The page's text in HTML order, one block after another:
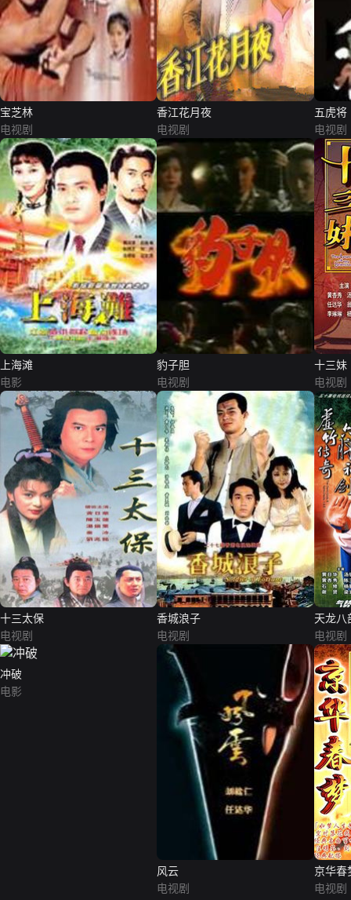
宝芝林
电视剧
香江花月夜
电视剧
五虎将
电视剧
上海滩
电影
豹子胆
电视剧
十三妹
电视剧
十三太保
电视剧
香城浪子
电视剧
天龙八
电视剧
冲破
电影
风云
电视剧
京华春
电视剧